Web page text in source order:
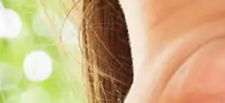
Dr. med. Roland Bonmann –
STATERAmed